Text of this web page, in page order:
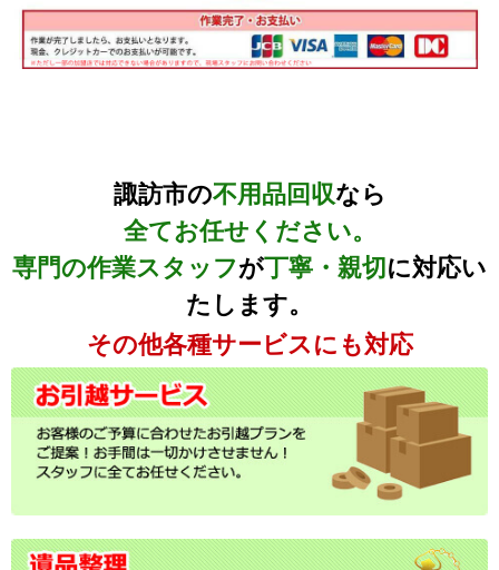
諏訪市の不用品回収なら
全てお任せください。
専門の作業スタッフが丁寧・親切 に対応い
たします。
その他各種サービスにも対応